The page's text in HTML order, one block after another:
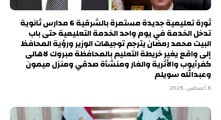
ثورة تعليمية جديدة مستمرة بالشرقية 6 مدارس ثانوية
تدخل الخدمة في يوم واحد الخدمة التعليمية حتى باب
البيت محمد رمضان يترجم توجيهات الوزير ورؤية المحافظ
إلى واقع يغير خريطة التعليم بالمحافظة مبروك لاهالى
كفرأيوب والأثرية والغار ومنشأة صدقي ومنزل ميمون
وعبدالله سويلم
6 أغسطس، 2026